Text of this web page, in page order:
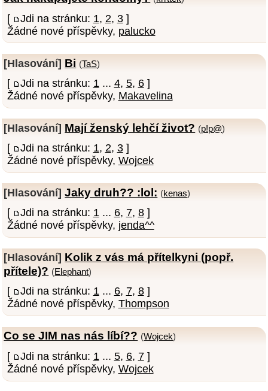
[ Jdi na stránku: 1, 2, 3]
Žádné nové příspěvky, palucko
[Hlasování] Bi (TaS)
[ Jdi na stránku: 1 ... 4, 5, 6]
Žádné nové příspěvky, Makavelina
[Hlasování] Mají ženský lehčí život? (p!p@)
[ Jdi na stránku: 1, 2, 3]
Žádné nové příspěvky, Wojcek
[Hlasování] Jaky druh?? :lol: (kenas)
[ Jdi na stránku: 1... 6, 7, 8]
Žádné nové příspěvky, jenda^^
[Hlasování] Kolik z vás má přítelkyni (popř.
přítele)? (Elephant)
[ Jdi na stránku: 1... 6, 7, 8]
Žádné nové příspěvky, Thompson
Co se JIM nas nás líbí?? (Wojcek)
[ Jdi na stránku: 1 ... 5, 6, 7]
Žádné nové příspěvky, Wojcek